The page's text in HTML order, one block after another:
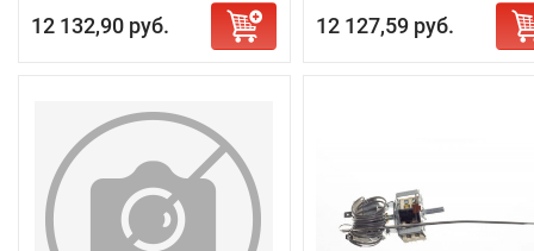
12 132,90 руб. 12 127,59 руб.